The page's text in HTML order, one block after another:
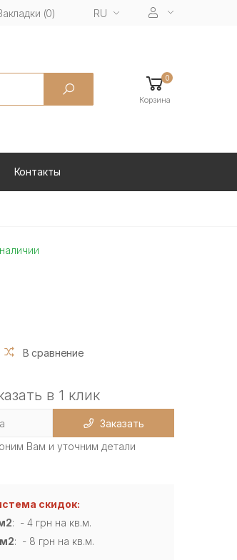
(0) RU
0
Корзина
Контакты
В сравнение
в 1 клик
Заказать
Вам и уточним детали
скидок:
: - 4 грн на кв.м.
: - 8 грн на кв.м.